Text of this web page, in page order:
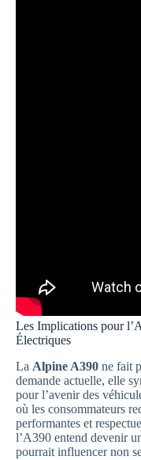
Les Implications pour
Électriques
La Alpine A390 ne fait
demande actuelle, elle
pour l’avenir des
où les consommateurs
performantes et
l’A390 entend devenir
pourrait influencer non